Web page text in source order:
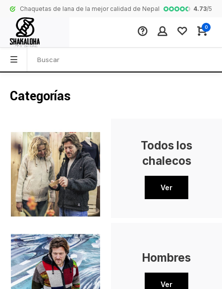
Chaquetas de lana de la mejor calidad de Nepal Colección
4.73/5
0
Categorías
Todos los
chalecos
Ver
Hombres
Ver